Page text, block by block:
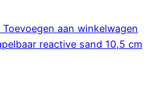
Toevoegen aan winkelwagen